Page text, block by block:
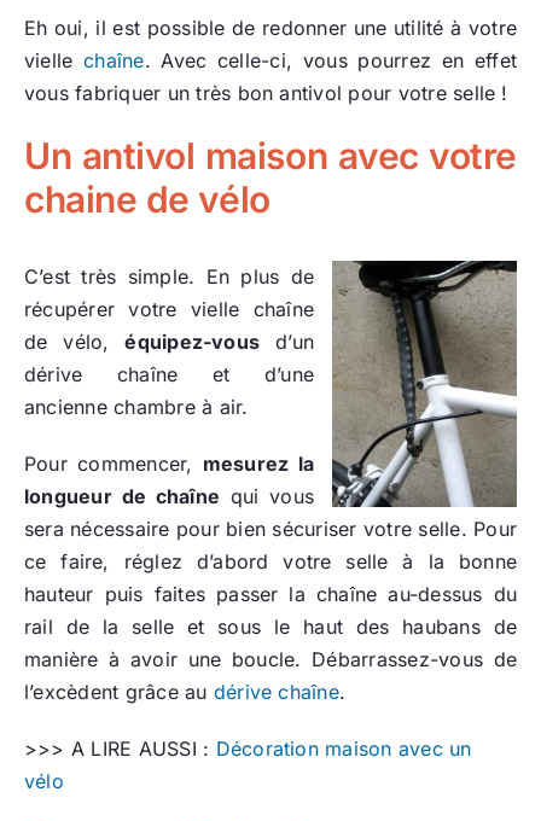
Eh oui, il est possible de redonner une utilité à votre
viellechaîne. Avec celle-ci, vous pourrez en effet
vous fabriquer un très bon antivol pour votre selle !
Un antivol maison avec votre
chaine de vélo
C’est très simple. En plus de
récupérer votre vielle chaîne
de vélo,équipez-vous d’un
dérive chaîne et d’une
ancienne chambre à air.
Pour commencer, mesurez la
longueur de chaîne qui vous
sera nécessaire pour bien sécuriser votre selle. Pour
ce faire, réglez d’abord votre selle à la bonne
hauteur puis faites passer la chaîne au-dessus du
rail de la selle et sous le haut des haubans de
manière à avoir une boucle. Débarrassez-vous de
l’excèdent grâce au dérive chaîne.
>>> A LIRE AUSSI : Décoration maison avec un
vélo